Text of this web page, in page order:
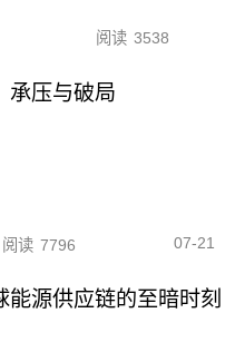
阅读 3538
承压与破局
阅读 7796 07-21
源供应链的至暗时刻